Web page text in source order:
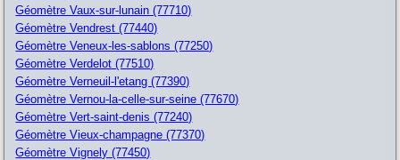
Géomètre Vaux-sur-lunain (77710)
Géomètre Vendrest (77440)
Géomètre Veneux-les-sablons (77250)
Géomètre Verdelot (77510)
Géomètre Verneuil-l'etang (77390)
Géomètre Vernou-la-celle-sur-seine (77670)
Géomètre Vert-saint-denis (77240)
Géomètre Vieux-champagne (77370)
Géomètre Vignely (77450)